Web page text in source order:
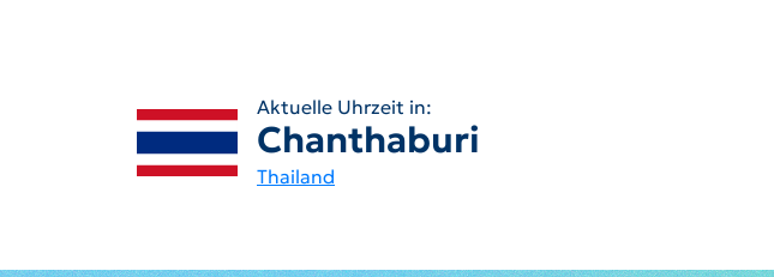
Aktuelle Uhrzeit in:
Chanthaburi
Thailand